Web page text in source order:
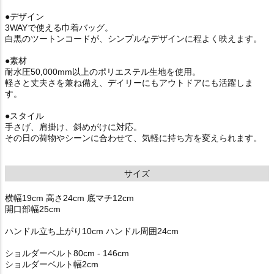
●デザイン
3WAYで使える巾着バッグ。
白黒のツートンコードが、シンプルなデザインに程よく映えます。
●素材
耐水圧50,000mm以上のポリエステル生地を使用。
軽さと丈夫さを兼ね備え、デイリーにもアウトドアにも活躍しま
す。
●スタイル
手さげ、肩掛け、斜めがけに対応。
その日の荷物やシーンに合わせて、気軽に持ち方を変えられます。
サイズ
横幅19cm 高さ24cm 底マチ12cm
開口部幅25cm
ハンドル立ち上がり10cm ハンドル周囲24cm
ショルダーベルト80cm - 146cm
ショルダーベルト幅2cm